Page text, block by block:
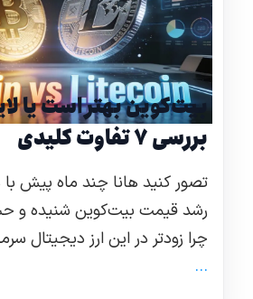
بیت‌کوین بهتر است یا
بررسی ۷ تفاوت کلیدی
تصور کنید هانا چند ماه پیش با
رشد قیمت بیت‌کوین شنیده و
چرا زودتر در این ارز دیجیتال
...